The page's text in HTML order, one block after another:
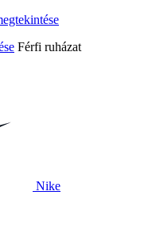
Férfi ruházat
Nike